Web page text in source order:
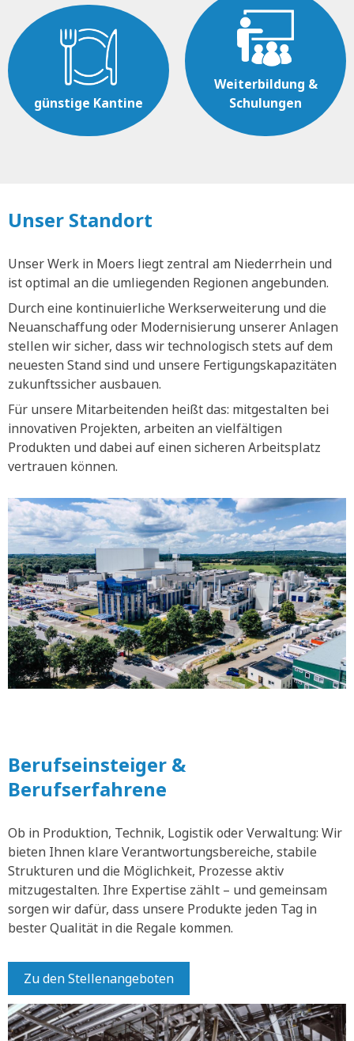
günstige Kantine
Weiterbildung &
Schulungen
Unser Standort
Unser Werk in Moers liegt zentral am Niederrhein und
ist optimal an die umliegenden Regionen angebunden.
Durch eine kontinuierliche Werkserweiterung und die
Neuanschaffung oder Modernisierung unserer Anlagen
stellen wir sicher, dass wir technologisch stets auf dem
neuesten Stand sind und unsere Fertigungskapazitäten
zukunftssicher ausbauen.
Für unsere Mitarbeitenden heißt das: mitgestalten bei
innovativen Projekten, arbeiten an vielfältigen
Produkten und dabei auf einen sicheren Arbeitsplatz
vertrauen können.
Berufseinsteiger &
Berufserfahrene
Ob in Produktion, Technik, Logistik oder Verwaltung: Wir
bieten Ihnen klare Verantwortungsbereiche, stabile
Strukturen und die Möglichkeit, Prozesse aktiv
mitzugestalten. Ihre Expertise zählt – und gemeinsam
sorgen wir dafür, dass unsere Produkte jeden Tag in
bester Qualität in die Regale kommen.
Zu den Stellenangeboten